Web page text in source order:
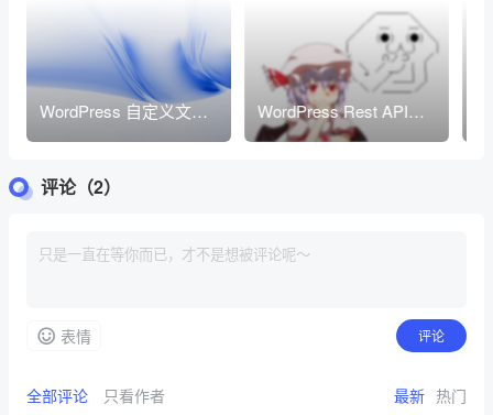
WordPress 自定义文章
类型终极教程
WordPress Rest API发
布文章并设置postmeta
评论（2）
表情 评论
全部评论 只看作者 最新 热门